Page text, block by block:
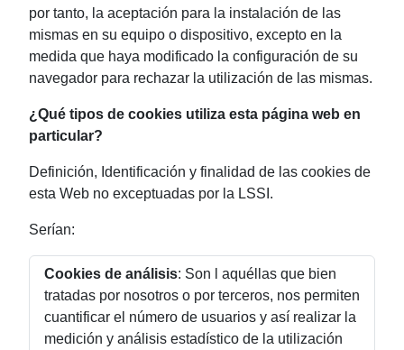
por tanto, la aceptación para la instalación de las
mismas en su equipo o dispositivo, excepto en la
medida que haya modificado la configuración de su
navegador para rechazar la utilización de las mismas.
¿Qué tipos de cookies utiliza esta página web en
particular?
Definición, Identificación y finalidad de las cookies de
esta Web no exceptuadas por la LSSI.
Serían:
Cookies de análisis: Son l aquéllas que bien
tratadas por nosotros o por terceros, nos permiten
cuantificar el número de usuarios y así realizar la
medición y análisis estadístico de la utilización